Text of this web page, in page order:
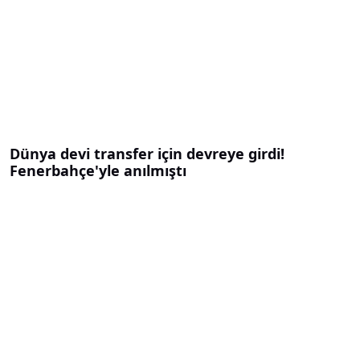
Dünya devi transfer için devreye girdi!
Fenerbahçe'yle anılmıştı